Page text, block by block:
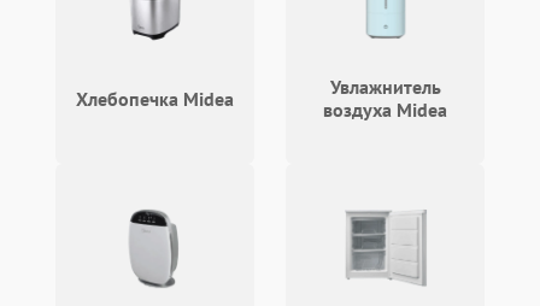
Хлебопечка Midea
Увлажнитель
воздуха Midea